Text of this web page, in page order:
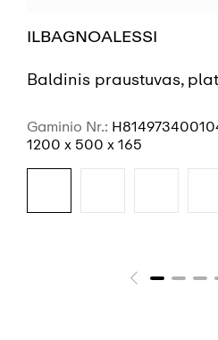
ILBAGNOALESSI
Baldinis praustuvas,
Gaminio Nr.:
1200 x 500 x 165